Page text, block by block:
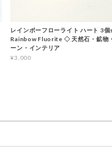
レインボーフローライト ハート 3
Rainbow Fluorite ◇ 天然石・鉱物
ーン・インテリア
¥3,000